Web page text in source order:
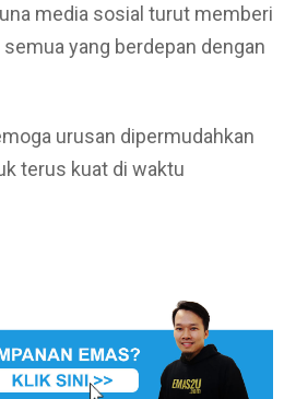
media sosial turut memberi
yang berdepan dengan
urusan dipermudahkan
terus kuat di waktu